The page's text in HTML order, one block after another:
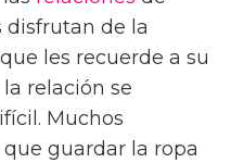
disfrutan de la
les recuerde a su
relación se
Muchos
guardar la ropa